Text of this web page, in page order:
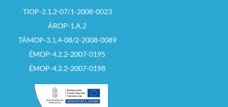
TIOP-2.1.2-07/1-2008-0023
ÁROP-1.A.2
TÁMOP-3.1.4-08/2-2008-0089
ÉMOP-4.2.2-2007-0195
ÉMOP-4.2.2-2007-0198